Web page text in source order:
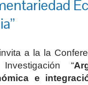
a la la
“
e